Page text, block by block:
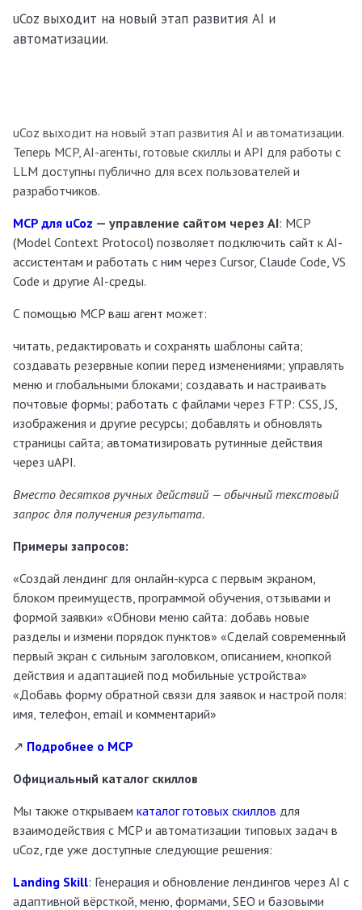
uCoz выходит на новый этап развития AI и
автоматизации.
uCoz выходит на новый этап развития AI и автоматизации.
Теперь MCP, AI-агенты, готовые скиллы и API для работы с
LLM доступны публично для всех пользователей и
разработчиков.
MCP для uCoz — управление сайтом через AI: MCP
(Model Context Protocol) позволяет подключить сайт к AI-
ассистентам и работать с ним через Cursor, Claude Code, VS
Code и другие AI-среды.
С помощью MCP ваш агент может:
читать, редактировать и сохранять шаблоны сайта;
создавать резервные копии перед изменениями; управлять
меню и глобальными блоками; создавать и настраивать
почтовые формы; работать с файлами через FTP: CSS, JS,
изображения и другие ресурсы; добавлять и обновлять
страницы сайта; автоматизировать рутинные действия
через uAPI.
Вместо десятков ручных действий — обычный текстовый
запрос для получения результата.
Примеры запросов:
«Создай лендинг для онлайн-курса с первым экраном,
блоком преимуществ, программой обучения, отзывами и
формой заявки» «Обнови меню сайта: добавь новые
разделы и измени порядок пунктов» «Сделай современный
первый экран с сильным заголовком, описанием, кнопкой
действия и адаптацией под мобильные устройства»
«Добавь форму обратной связи для заявок и настрой поля:
имя, телефон, email и комментарий»
↗️ Подробнее о MCP
Официальный каталог скиллов
Мы также открываем каталог готовых скиллов для
взаимодействия с MCP и автоматизации типовых задач в
uCoz, где уже доступные следующие решения:
Landing Skill: Генерация и обновление лендингов через AI с
адаптивной вёрсткой, меню, формами, SEO и базовыми